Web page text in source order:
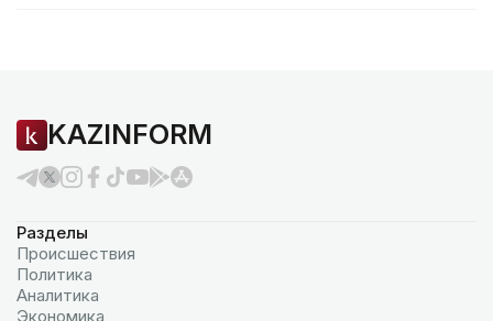
KAZINFORM
Разделы
Происшествия
Политика
Аналитика
Экономика